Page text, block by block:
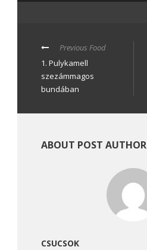
Previous Food
1. Pulykamell
szezámmagos
bundában
ABOUT POST AUTHOR
CSUCSOK